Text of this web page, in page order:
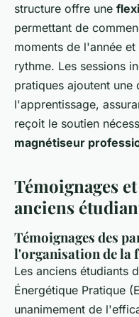
structure offre une
permettant de
moments de l'année
rythme. Les sessions
pratiques ajoutent une
l'apprentissage,
reçoit le soutien
magnétiseur
Témoignages
anciens
Témoignages des
l'organisation de la
Les anciens étudiants
Énergétique Pratique
unanimement de